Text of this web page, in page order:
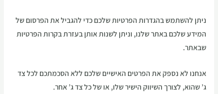
ניתן להשתמש בהגדרות הפרטיות שלכם כדי להגביל את הפרסום של
המידע שלכם באתר שלנו, וניתן לשנות אותן בעזרת בקרות הפרטיות
שבאתר.
אנחנו לא נספק את הפרטים האישיים שלכם ללא הסכמתכם לכל צד
ג’ שהוא, לצורך השיווק הישיר שלו, או של כל צד ג’ אחר.